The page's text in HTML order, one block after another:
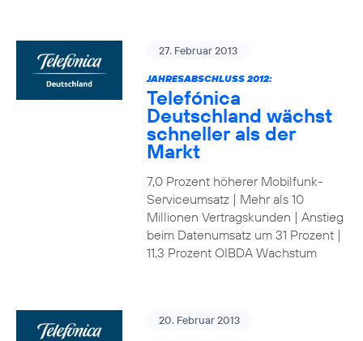
27. Februar 2013
JAHRESABSCHLUSS 2012:
Telefónica
Deutschland wächst
schneller als der
Markt
7,0 Prozent höherer Mobilfunk-
Serviceumsatz | Mehr als 10
Millionen Vertragskunden | Anstieg
beim Datenumsatz um 31 Prozent |
11,3 Prozent OIBDA Wachstum
20. Februar 2013